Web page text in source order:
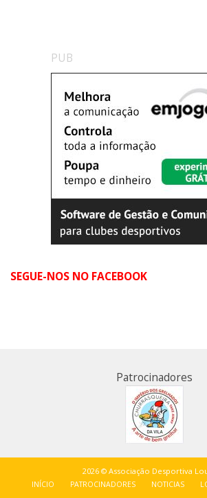
PUB
SEGUE-NOS NO FACEBOOK
Patrocinadores
2026 © Associação Desportiva
INÍCIO PATROCINADORES NOTICIAS